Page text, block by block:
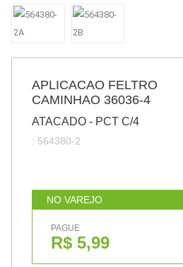
APLICACAO FELTRO
CAMINHAO 36036-4
ATACADO - PCT C/4
: 564380-2
NO VAREJO
PAGUE
R$ 5,99
pincel
cola
barbante